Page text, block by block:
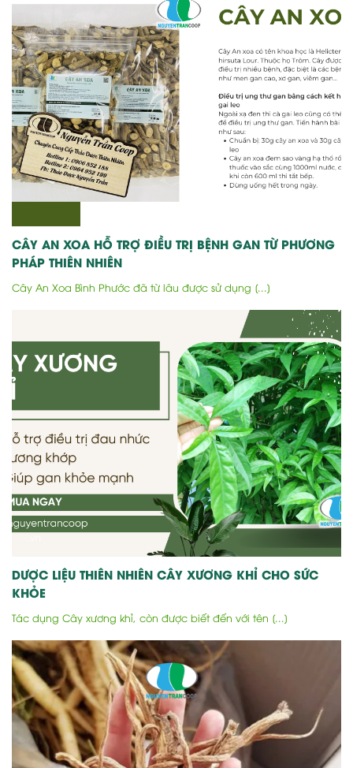
CÂY AN XOA HỖ TRỢ ĐIỀU TRỊ BỆNH GAN TỪ PHƯƠNG
PHÁP THIÊN NHIÊN
Cây An Xoa Bình Phước đã từ lâu được sử dụng [...]
DƯỢC LIỆU THIÊN NHIÊN CÂY XƯƠNG KHỈ CHO SỨC
KHỎE
Tác dụng Cây xương khỉ, còn được biết đến với tên [...]